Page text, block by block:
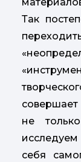
Так
не
себя